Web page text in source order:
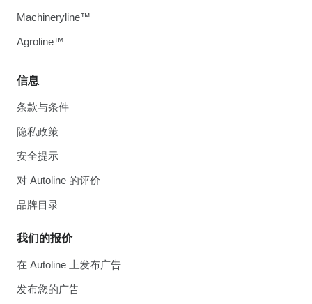
信息
条款与条件
隐私政策
安全提示
对 Autoline 的评价
品牌目录
我们的报价
在 Autoline 上发布广告
发布您的广告
Machineryline™
Agroline™